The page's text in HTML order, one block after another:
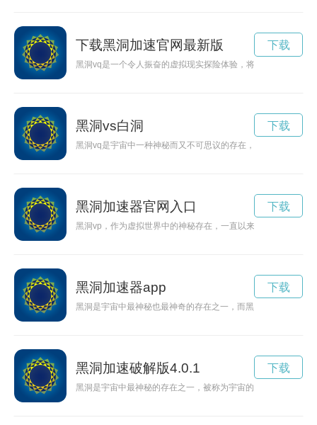
下载黑洞加速官网最新版
黑洞vq是一个令人振奋的虚拟现实探险体验，将带领玩家探索
下载
黑洞vs白洞
黑洞vq是宇宙中一种神秘而又不可思议的存在，成为科学家们
下载
黑洞加速器官网入口
黑洞vp，作为虚拟世界中的神秘存在，一直以来都充满了未知
下载
黑洞加速器app
黑洞是宇宙中最神秘也最神奇的存在之一，而黑洞加速则是一
下载
黑洞加速破解版4.0.1
黑洞是宇宙中最神秘的存在之一，被称为宇宙的“吞噬者”，其
下载